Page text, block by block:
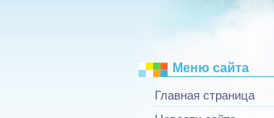
Меню сайта
Главная страница